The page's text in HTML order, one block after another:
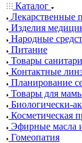
Каталог
Лекарственные
Изделия
Народные
Питание
Товары
Контактные
Планирование
Товары для
Биологически-
Косметическая
Эфирные масла
Гомеопатия